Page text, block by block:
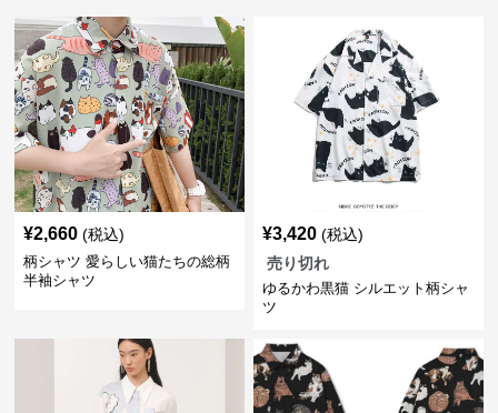
¥2,660 (税込)
柄シャツ 愛らしい猫たちの総柄
半袖シャツ
¥3,420 (税込)
売り切れ
ゆるかわ黒猫 シルエット柄シャ
ツ